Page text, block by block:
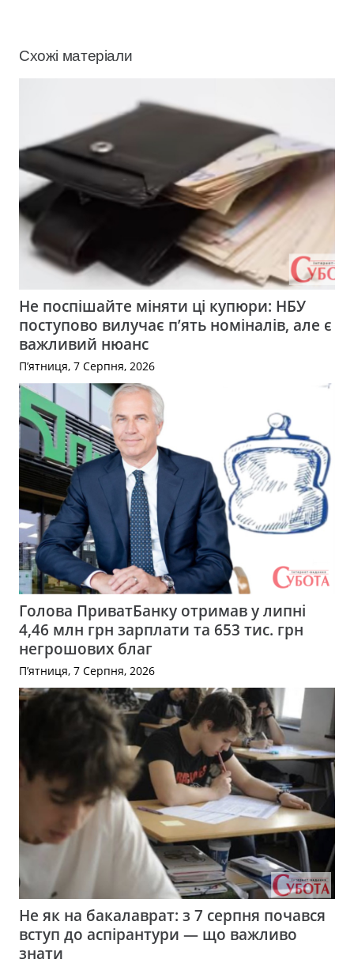
Схожі матеріали
Не поспішайте міняти ці купюри: НБУ
поступово вилучає п’ять номіналів, але є
важливий нюанс
П’ятниця, 7 Серпня, 2026
Голова ПриватБанку отримав у липні
4,46 млн грн зарплати та 653 тис. грн
негрошових благ
П’ятниця, 7 Серпня, 2026
Не як на бакалаврат: з 7 серпня почався
вступ до аспірантури — що важливо
знати